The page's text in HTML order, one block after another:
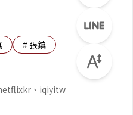
#張鎮
、iqiyitw